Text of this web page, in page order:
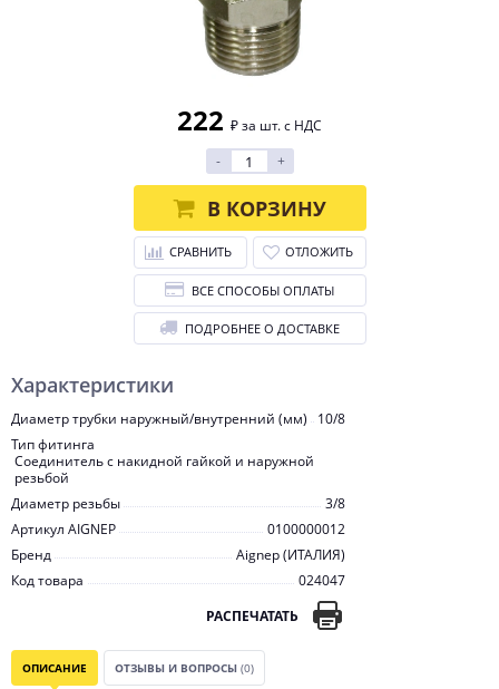
Характеристики
Диаметр трубки наружный/внутренний (мм)
10/8
Тип фитинга
Соединитель с накидной гайкой и наружной
резьбой
Диаметр резьбы
3/8
Артикул AIGNEP
0100000012
Бренд
Aignep (ИТАЛИЯ)
Код товара
024047
РАСПЕЧАТАТЬ
222 ₽ за шт. с НДС
-
+
В КОРЗИНУ
СРАВНИТЬ ОТЛОЖИТЬ
ВСЕ СПОСОБЫ ОПЛАТЫ
ПОДРОБНЕЕ О ДОСТАВКЕ
ОПИСАНИЕ ОТЗЫВЫ И ВОПРОСЫ (0)